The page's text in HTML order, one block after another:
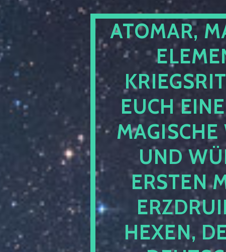
ATOMAR,
EUCH
UND
ERSTEN
HEXEN,